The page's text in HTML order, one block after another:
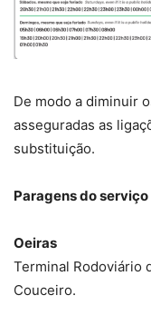
De modo a diminuir
asseguradas as
substituição.
Paragens do
Oeiras
Terminal Rodoviário
Couceiro.